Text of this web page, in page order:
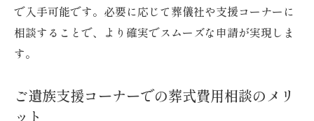
で入手可能です。必要に応じて葬儀社や支援コーナーに
相談することで、より確実でスムーズな申請が実現しま
す。
ご遺族支援コーナーでの葬式費用相談のメリ
ット